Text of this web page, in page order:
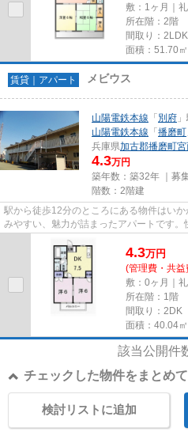
敷：1ヶ月｜
所在階：2階
間取り：2LDK
面積：51.70㎡
賃貸｜アパート メビウス
山陽電鉄本線 「 別府
山陽電鉄本線 「 播磨町
兵庫県加古郡播磨町
4.3万円
築年数：築32年 ｜募
階数：2階建
駅から徒歩12分のところにある物件はい
みやすい、魅力が詰まったアパートです
社へご連絡下さい。地域に詳...
4.3万円
(管理費・共
敷：0ヶ月｜
所在階：1階
間取り：2DK
面積：40.04㎡
該当公開件
チェックした物件をまとめて
検討リストに追加